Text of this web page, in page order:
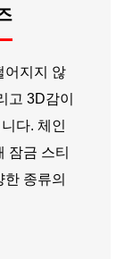
어지지 않
고 3D감이
다. 체인
잠금 스티
종류의